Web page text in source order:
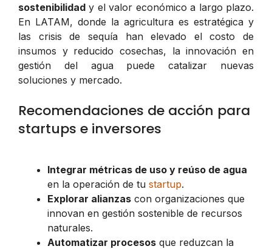
sostenibilidad y el valor económico a largo plazo.
En LATAM, donde la agricultura es estratégica y
las crisis de sequía han elevado el costo de
insumos y reducido cosechas, la innovación en
gestión del agua puede catalizar nuevas
soluciones y mercado.
Recomendaciones de acción para
startups e inversores
Integrar métricas de uso y reúso de agua
en la operación de tu startup.
Explorar alianzas con organizaciones que
innovan en gestión sostenible de recursos
naturales.
Automatizar procesos que reduzcan la